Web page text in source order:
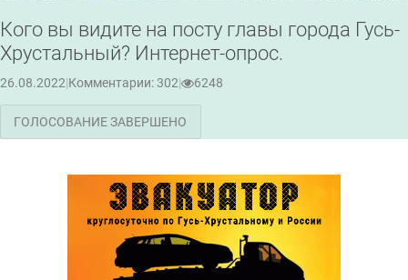
Кого вы видите на посту главы города Гусь-
Хрустальный? Интернет-опрос.
26.08.2022|Комментарии: 302| 6248
ГОЛОСОВАНИЕ ЗАВЕРШЕНО